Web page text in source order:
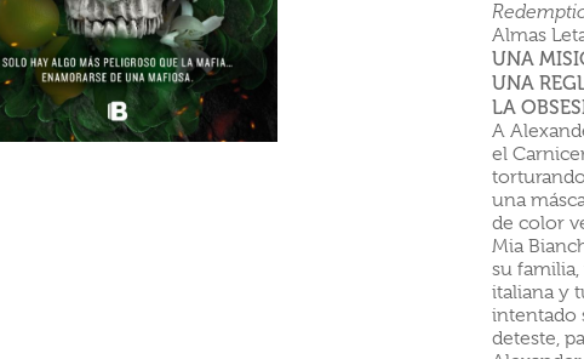
Almas
UNA
UNA
LA
A
el
una
de color
Mia
su
italiana y
intentado
deteste,